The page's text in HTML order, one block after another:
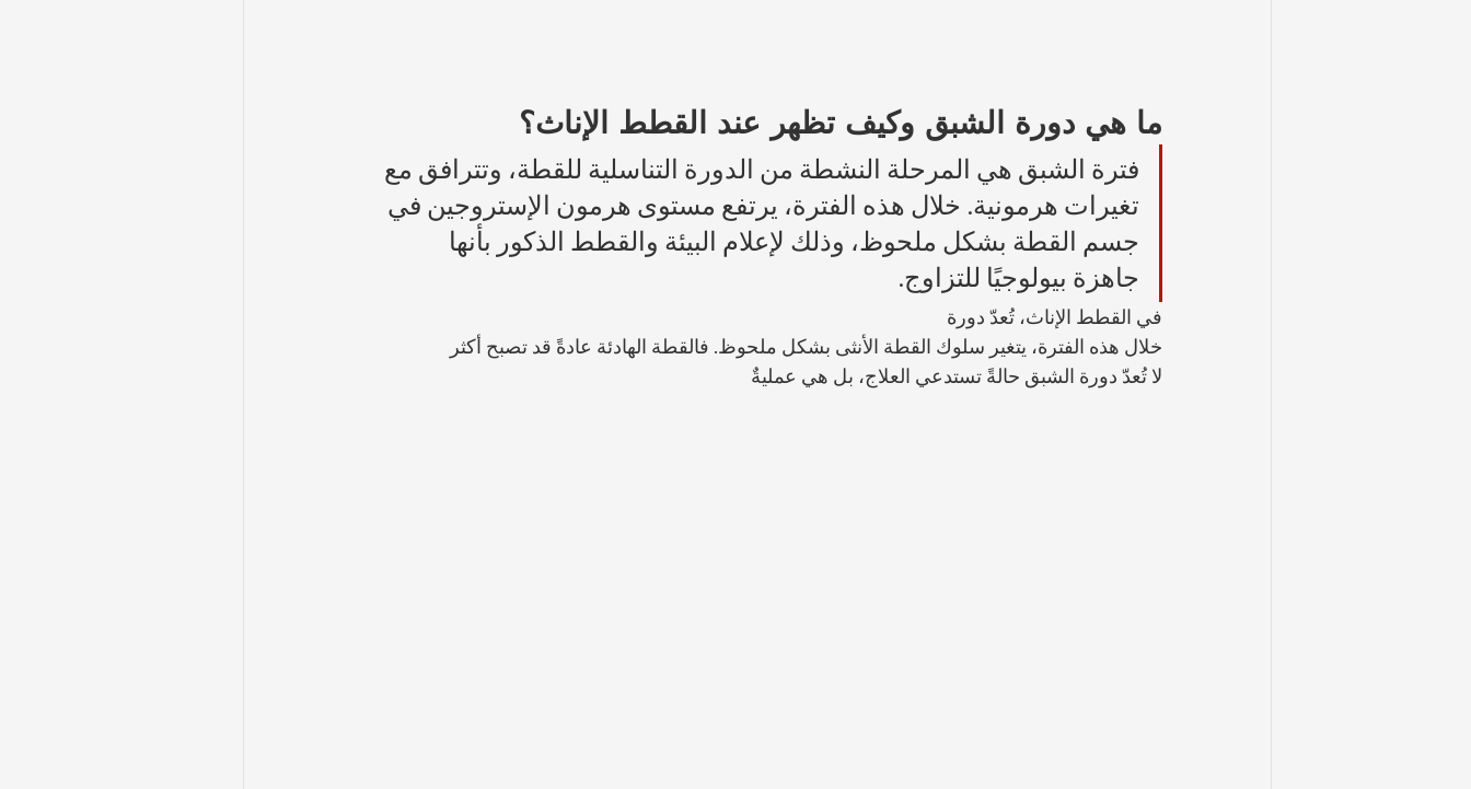
ما هي دورة الشبق وكيف تظهر عند القطط الإناث؟
فترة الشبق هي المرحلة النشطة من الدورة التناسلية للقطة، وتترافق مع
تغيرات هرمونية. خلال هذه الفترة، يرتفع مستوى هرمون الإستروجين في
جسم القطة بشكل ملحوظ، وذلك لإعلام البيئة والقطط الذكور بأنها
جاهزة بيولوجيًا للتزاوج.
في القطط الإناث، تُعدّ دورة
خلال هذه الفترة، يتغير سلوك القطة الأنثى بشكل ملحوظ. فالقطة الهادئة عادةً قد تصبح أكثر
لا تُعدّ دورة الشبق حالةً تستدعي العلاج، بل هي عمليةٌ